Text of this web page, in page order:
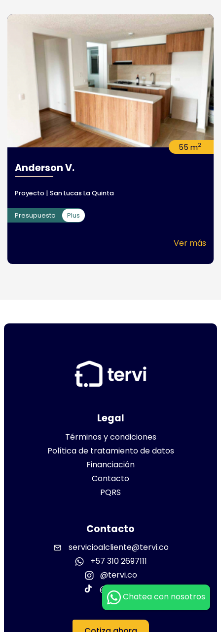
55 m2
Anderson V.
Proyecto | San Lucas La Quinta
Presupuesto Plus
Ver más
Legal
Términos y condiciones
Política de tratamiento de datos
Financiación
Contacto
PQRS
Contacto
servicioalcliente@tervi.co
+57 310 2697111
@tervi.co
@tervi.co
Chatea con nosotros